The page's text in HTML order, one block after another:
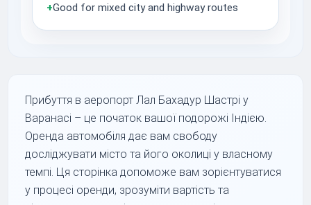
+Good for mixed city and highway routes
Прибуття в аеропорт Лал Бахадур Шастрі у
Варанасі – це початок вашої подорожі Індією.
Оренда автомобіля дає вам свободу
досліджувати місто та його околиці у власному
темпі. Ця сторінка допоможе вам зорієнтуватися
у процесі оренди, зрозуміти вартість та